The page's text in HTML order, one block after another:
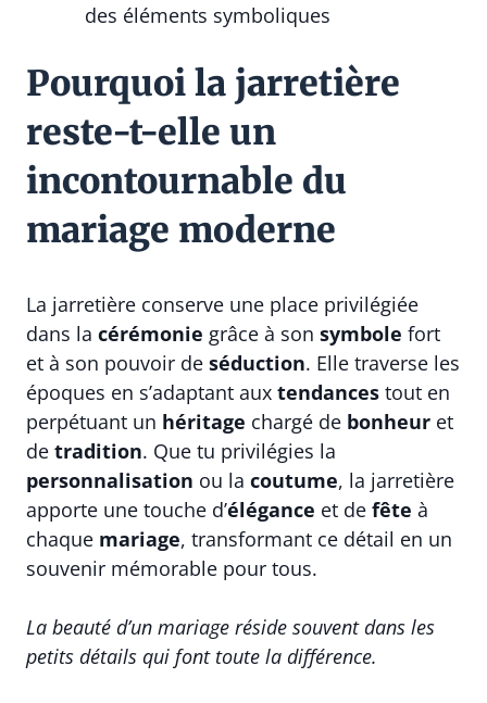
des éléments symboliques
Pourquoi la jarretière
reste-t-elle un
incontournable du
mariage moderne
La jarretière conserve une place privilégiée
dans la cérémonie grâce à son symbole fort
et à son pouvoir de séduction. Elle traverse les
époques en s’adaptant aux tendances tout en
perpétuant un héritage chargé de bonheur et
de tradition. Que tu privilégies la
personnalisation ou la coutume, la jarretière
apporte une touche d’élégance et de fête à
chaque mariage, transformant ce détail en un
souvenir mémorable pour tous.
La beauté d’un mariage réside souvent dans les
petits détails qui font toute la différence.